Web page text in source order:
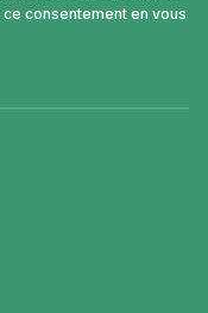
consentement en vous
un nouvel onglet.
onglet.
dans un nouvel